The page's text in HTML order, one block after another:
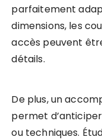
parfaitement
dimensions, les
accès peuvent
détails.
De plus, un
permet
ou techniques.